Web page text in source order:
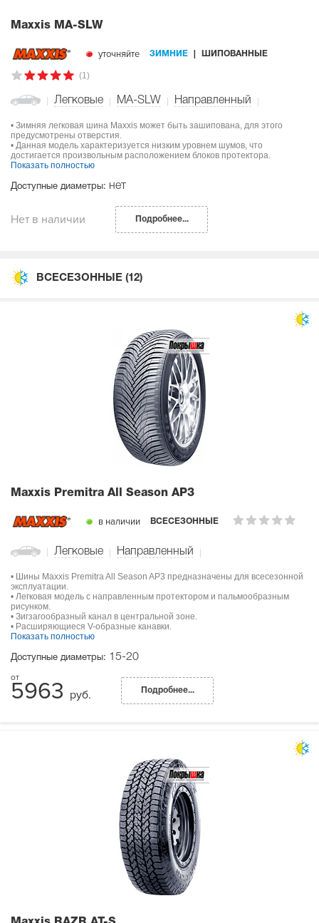
Maxxis MA-SLW
уточняйте ЗИМНИЕ ШИПОВАННЫЕ
(1)
Легковые MA-SLW Направленный
• Зимняя легковая шина Maxxis может быть зашипована, для этого
предусмотрены отверстия.
• Данная модель характеризуется низким уровнем шумов, что
достигается произвольным расположением блоков протектора.
Показать полностью
Доступные диаметры: нет
Нет в наличии Подробнее...
ВСЕСЕЗОННЫЕ (12)
Maxxis Premitra All Season AP3
в наличии ВСЕСЕЗОННЫЕ
Легковые Направленный
• Шины Maxxis Premitra All Season AP3 предназначены для всесезонной
эксплуатации.
• Легковая модель с направленным протектором и пальмообразным
рисунком.
• Зигзагообразный канал в центральной зоне.
• Расширяющиеся V-образные канавки.
Показать полностью
Доступные диаметры: 15-20
5963 руб. Подробнее...